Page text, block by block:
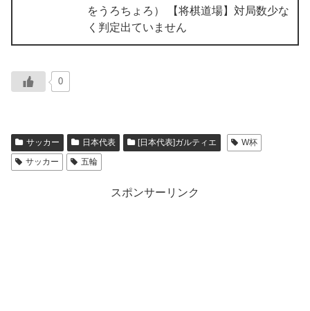
をうろちょろ） 【将棋道場】対局数少な
く判定出ていません
0
サッカー 日本代表 [日本代表]ガルティエ
W杯
サッカー
五輪
スポンサーリンク